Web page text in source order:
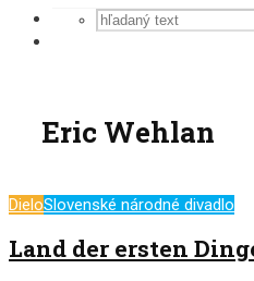
Eric Wehlan
DieloSlovenské národné divadlo
Land der ersten